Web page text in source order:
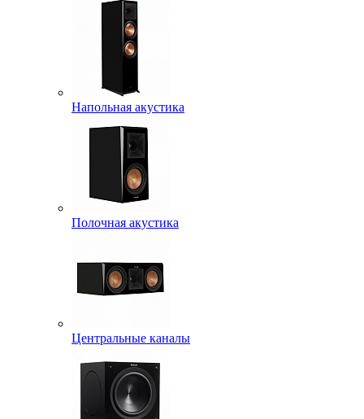
Напольная акустика
Полочная акустика
Центральные каналы